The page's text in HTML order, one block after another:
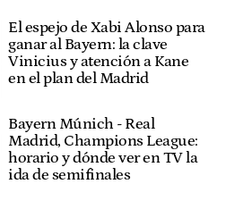
El espejo de Xabi Alonso para
ganar al Bayern: la clave
Vinicius y atención a Kane
en el plan del Madrid
Bayern Múnich - Real
Madrid, Champions League:
horario y dónde ver en TV la
ida de semifinales